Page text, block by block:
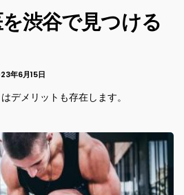
渋谷で見つける
年6月15日
デメリットも存在します。